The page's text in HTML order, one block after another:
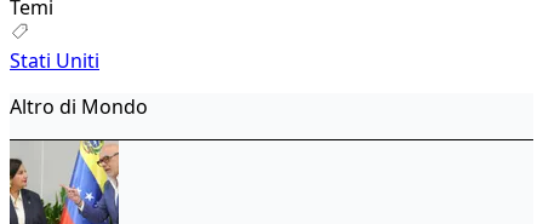
Temi
Stati Uniti
Altro di Mondo